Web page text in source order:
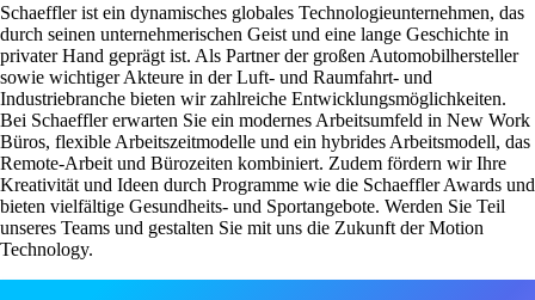
Schaeffler ist ein dynamisches globales Technologieunternehmen, das
durch seinen unternehmerischen Geist und eine lange Geschichte in
privater Hand geprägt ist. Als Partner der großen Automobilhersteller
sowie wichtiger Akteure in der Luft- und Raumfahrt- und
Industriebranche bieten wir zahlreiche Entwicklungsmöglichkeiten.
Bei Schaeffler erwarten Sie ein modernes Arbeitsumfeld in New Work
Büros, flexible Arbeitszeitmodelle und ein hybrides Arbeitsmodell, das
Remote-Arbeit und Bürozeiten kombiniert. Zudem fördern wir Ihre
Kreativität und Ideen durch Programme wie die Schaeffler Awards und
bieten vielfältige Gesundheits- und Sportangebote. Werden Sie Teil
unseres Teams und gestalten Sie mit uns die Zukunft der Motion
Technology.